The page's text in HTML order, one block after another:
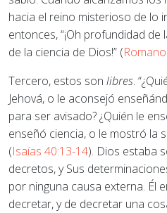
hacia el reino misterioso de lo
entonces, “¡Oh profundidad
de la ciencia de Dios!” (
Tercero, estos son libres.
Jehová, o le aconsejó
para ser avisado? ¿Quién le
enseñó ciencia, o le mostró la
(Isaías 40:13-14). Dios estaba
decretos, y Sus
por ninguna causa externa. Él
decretar, y de decretar una